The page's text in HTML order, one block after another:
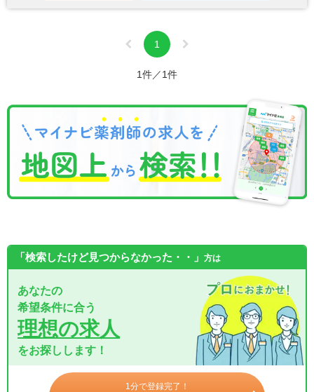
1
1件／1件
「検索したけど見つからなかった・・」 方は
あなたの
希望条件に合う
理想の求人
をお探しします！
1分で登録完了！